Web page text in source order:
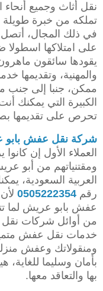
نقل أثاث وجميع أنحاء
في ذلك المجال،
على امتلاكها اسطولا
يقودها سائقون
والمهنية، وتقديمها
ممكن، جنبا إلى جنب
الكبيرة التي يمكنك
تحرص على تقديمها
شركة نقل عفش
العملاء الأول إن
ومقتنياتهم من أبو
العربية السعودية،
رقم 0505222354
عفش بابو عريش لما
من أوائل شركات
خدمات نقل عفش
ومنقولاتك وعفش
بأمان وسليما للغاية،
بها والتعاقد معها.